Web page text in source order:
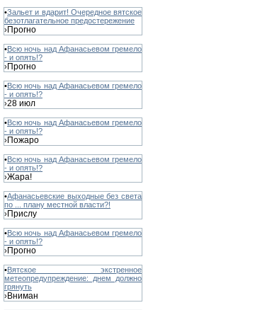
•Зальет и вдарит! Очередное вятское
безотлагательное предостережение
›Прогно
•Всю ночь над Афанасьевом гремело
- и опять!?
›Прогно
•Всю ночь над Афанасьевом гремело
- и опять!?
›28 июл
•Всю ночь над Афанасьевом гремело
- и опять!?
›Пожаро
•Всю ночь над Афанасьевом гремело
- и опять!?
›Жара!
•Афанасьевские выходные без света
по ... плану местной власти?!
›Прислу
•Всю ночь над Афанасьевом гремело
- и опять!?
›Прогно
•Вятское экстренное
метеопредупреждение: днем должно
грянуть
›Вниман